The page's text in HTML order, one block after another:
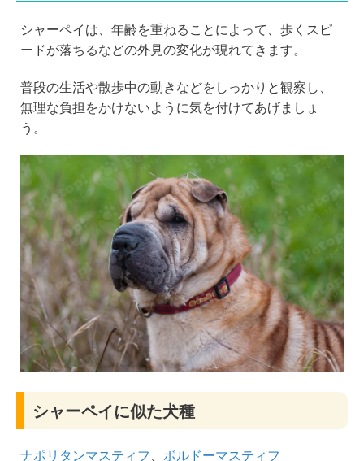
シャーペイは、年齢を重ねることによって、歩くスピ
ードが落ちるなどの外見の変化が現れてきます。
普段の生活や散歩中の動きなどをしっかりと観察し、
無理な負担をかけないように気を付けてあげましょ
う。
シャーペイに似た犬種
ナポリタンマスティフ ボルドーマスティフ